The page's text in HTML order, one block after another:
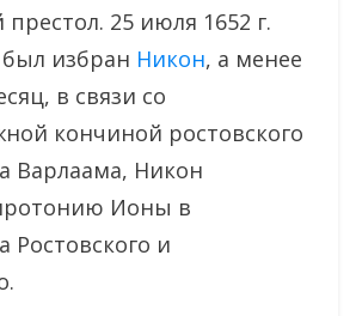
25 июля 1652 г.
избран Никон, а менее
в связи со
кончиной ростовского
Варлаама, Никон
Ионы в
Ростовского и